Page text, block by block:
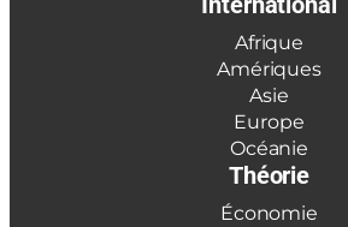
Afrique
Amériques
Asie
Europe
Océanie
Théorie
Économie